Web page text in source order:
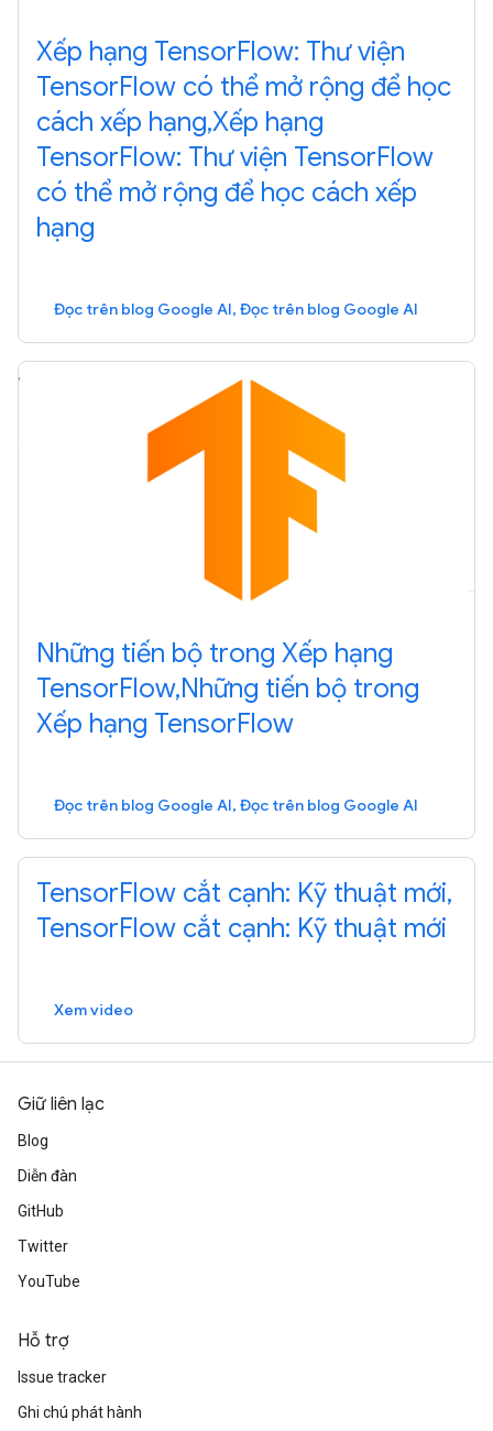
Xếp hạng TensorFlow: Thư viện
TensorFlow có thể mở rộng để học
cách xếp hạng,Xếp hạng
TensorFlow: Thư viện TensorFlow
có thể mở rộng để học cách xếp
hạng
Đọc trên blog Google AI, Đọc trên blog Google AI
Những tiến bộ trong Xếp hạng
TensorFlow,Những tiến bộ trong
Xếp hạng TensorFlow
Đọc trên blog Google AI, Đọc trên blog Google AI
TensorFlow cắt cạnh: Kỹ thuật mới,
TensorFlow cắt cạnh: Kỹ thuật mới
Xem video
Giữ liên lạc
Blog
Diễn đàn
GitHub
Twitter
YouTube
Hỗ trợ
Issue tracker
Ghi chú phát hành